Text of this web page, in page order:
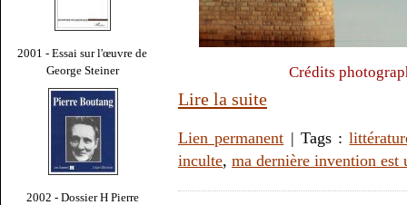
2001 - Essai sur l'œuvre de
George Steiner
2002 - Dossier H Pierre
Crédits
Lire la suite
Lien permanent | Tags :
inculte, ma dernière invention est